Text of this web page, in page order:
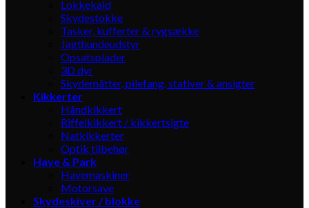
Lokkekald
Skydestokke
Tasker, kufferter & rygsække
Jagthundeudstyr
Opsatsplader
3D dyr
Skydemåtter, pilefang, stativer & ansigter
Kikkerter
Håndkikkert
Riffelkikkert / kikkertsigte
Natkikkerter
Optik tilbehør
Have & Park
Havemaskiner
Motorsave
Skydeskiver / blokke